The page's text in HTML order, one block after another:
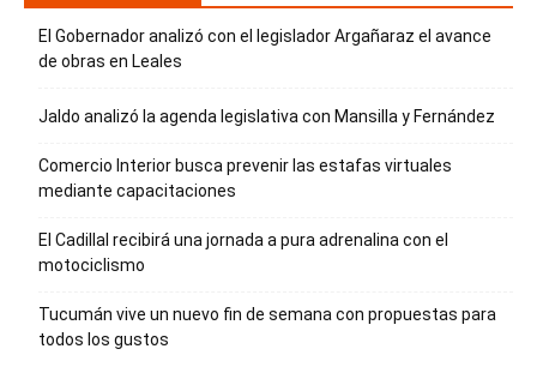
El Gobernador analizó con el legislador Argañaraz el avance
de obras en Leales
Jaldo analizó la agenda legislativa con Mansilla y Fernández
Comercio Interior busca prevenir las estafas virtuales
mediante capacitaciones
El Cadillal recibirá una jornada a pura adrenalina con el
motociclismo
Tucumán vive un nuevo fin de semana con propuestas para
todos los gustos